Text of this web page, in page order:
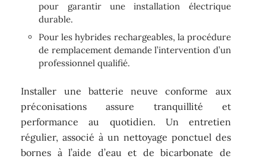
pour garantir une installation électrique
durable.
Pour les hybrides rechargeables, la procédure
de remplacement demande l’intervention d’un
professionnel qualifié.
Installer une batterie neuve conforme aux
préconisations assure tranquillité et
performance au quotidien. Un entretien
régulier, associé à un nettoyage ponctuel des
bornes à l’aide d’eau et de bicarbonate de